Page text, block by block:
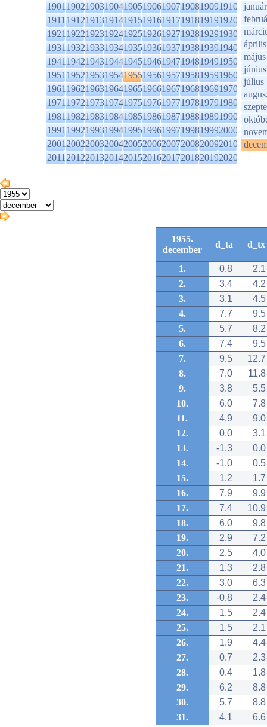
1901190219031904190519061907190819091910
1911191219131914191519161917191819191920
1921192219231924192519261927192819291930
1931193219331934193519361937193819391940
1941194219431944194519461947194819491950
1951195219531954195519561957195819591960
1961196219631964196519661967196819691970
1971197219731974197519761977197819791980
1981198219831984198519861987198819891990
1991199219931994199519961997199819992000
2001200220032004200520062007200820092010
2011201220132014201520162017201820192020
január
április
május
június
július
1955.
december
d_ta d_tx
1. 0.8
2.1
2.
3.4
4.2
3.
3.1
4.5
4.
7.7
9.5
5.
5.7
8.2
6.
7.4
9.5
7.
9.5
12.7
8.
7.0
11.8
9.
3.8
5.5
10.
6.0
7.8
11.
4.9
9.0
12.
0.0
3.1
13.
-1.3
0.0
14.
-1.0
0.5
15.
1.2
1.7
16.
7.9
9.9
17.
7.4
10.9
18.
6.0
9.8
19.
2.9
7.2
20.
2.5
4.0
21.
1.3
2.8
22.
3.0
6.3
23.
-0.8
2.4
24.
1.5
2.4
25.
1.5
2.1
26.
1.9
4.4
27.
0.7
2.3
28.
0.4
1.8
29.
6.2
8.8
30.
5.7
8.8
31.
4.1 6.6